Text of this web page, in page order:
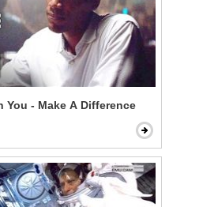
You - Make A Difference